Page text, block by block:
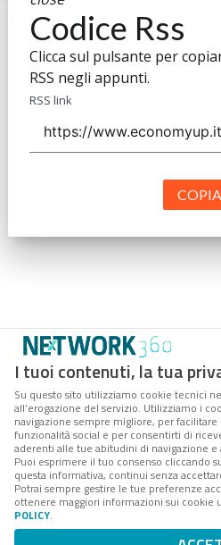
I tuoi contenuti, la tua
Su questo sito utilizziamo cookie tecnici
all’erogazione del servizio. Utilizziamo i
navigazione sempre migliore, per
funzionalità social e per consentirti di
aderenti alle tue abitudini di navigazione e
Puoi esprimere il tuo consenso cliccando
questa informativa, continui senza
Potrai sempre gestire le tue preferenze
ottenere maggiori informazioni sui cookie
POLICY.
Codice Rss
Clicca sul pulsante per
RSS negli appunti.
RSS link